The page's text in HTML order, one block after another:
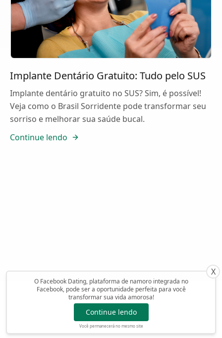
X
O Facebook Dating, plataforma de namoro integrada no
Facebook, pode ser a oportunidade perfeita para você
transformar sua vida amorosa!
Continue lendo
Você permanecerá no mesmo site
Implante Dentário Gratuito: Tudo pelo SUS
Implante dentário gratuito no SUS? Sim, é possível!
Veja como o Brasil Sorridente pode transformar seu
sorriso e melhorar sua saúde bucal.
Continue lendo